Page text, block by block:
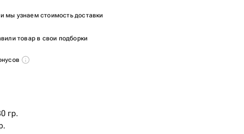
мы узнаем стоимость доставки
товар в свои подборки
гр.